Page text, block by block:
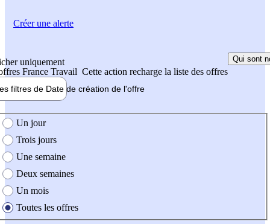
uniquement
France Travail Cette action recharge la liste des offres
Qui sont
filtres de Date de création de l'offre
création de l'offre
Un jour
Trois jours
Une semaine
Deux semaines
Un mois
Toutes les offres
Créer une alerte